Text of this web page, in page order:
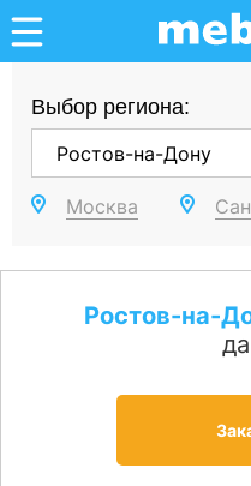
Выбор региона:
Москва
Ростов-на-